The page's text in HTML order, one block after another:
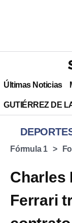
Últimas Noticias
GUTIÉRREZ DE
Fórmula 1
Charles
Ferrari